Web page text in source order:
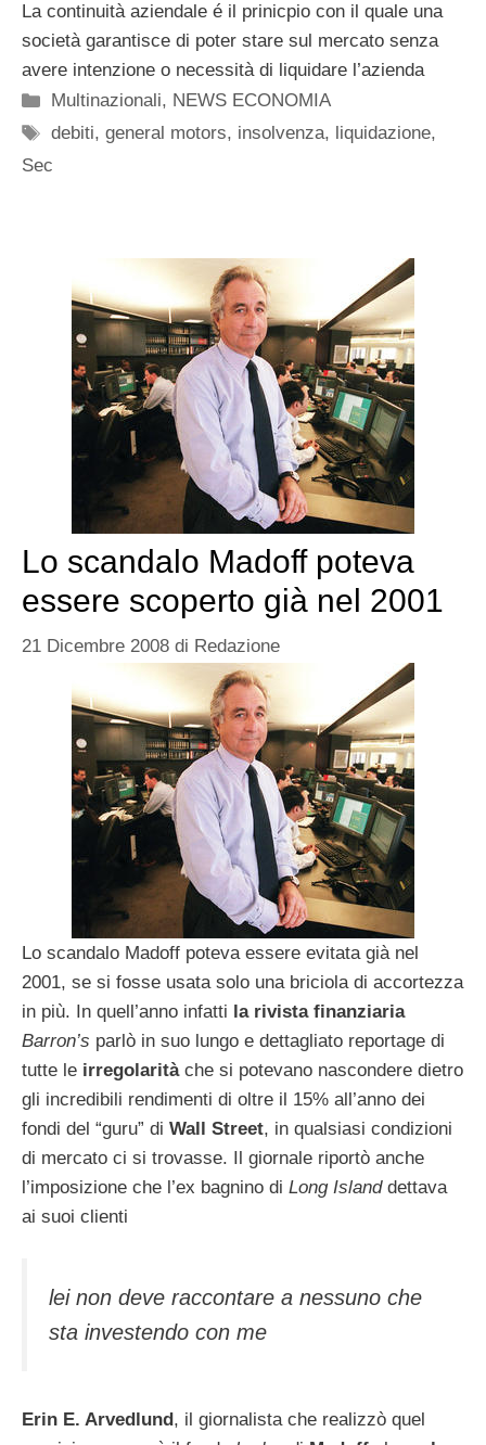
La continuità aziendale é il prinicpio con il quale una
società garantisce di poter stare sul mercato senza
avere intenzione o necessità di liquidare l’azienda
Categorie
Multinazionali, NEWS ECONOMIA
Tag
debiti,general motors, insolvenza, liquidazione,
Sec
Lo scandalo Madoff poteva
essere scoperto già nel 2001
21 Dicembre 2008 di Redazione
Lo scandalo Madoff poteva essere evitata già nel
2001, se si fosse usata solo una briciola di accortezza
in più. In quell’anno infatti la rivista finanziaria
Barron’s parlò in suo lungo e dettagliato reportage di
tutte le irregolarità che si potevano nascondere dietro
gli incredibili rendimenti di oltre il 15% all’anno dei
fondi del “guru” di Wall Street, in qualsiasi condizioni
di mercato ci si trovasse. Il giornale riportò anche
l’imposizione che l’ex bagnino di Long Islanddettava
ai suoi clienti
lei non deve raccontare a nessuno che
sta investendo con me
Erin E. Arvedlund, il giornalista che realizzò quel